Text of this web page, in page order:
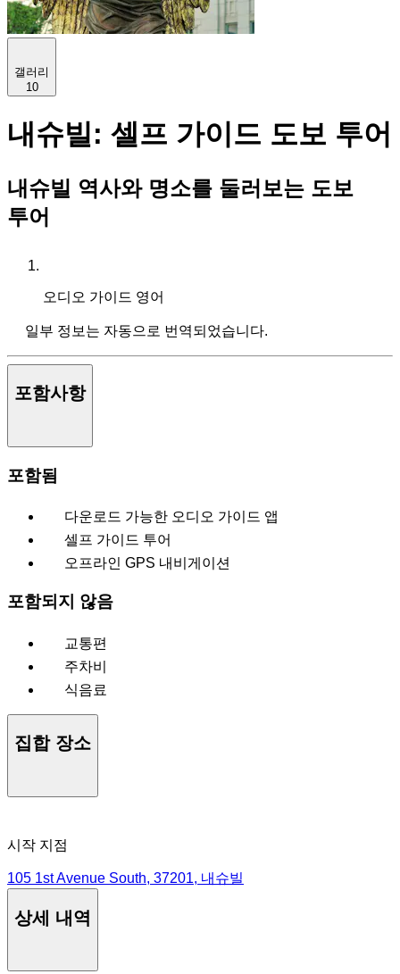
갤러리
10
내슈빌: 셀프 가이드 도보 투어
내슈빌 역사와 명소를 둘러보는 도보
투어
오디오 가이드 영어
일부 정보는 자동으로 번역되었습니다.
포함사항
포함됨
다운로드 가능한 오디오 가이드 앱
셀프 가이드 투어
오프라인 GPS 내비게이션
포함되지 않음
교통편
주차비
식음료
집합 장소
시작 지점
105 1st Avenue South, 37201, 내슈빌
상세 내역